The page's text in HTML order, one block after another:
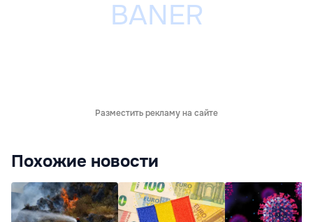
Разместить рекламу на сайте
Похожие новости